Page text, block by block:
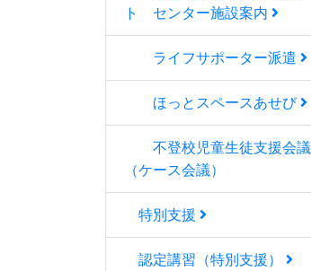
ト センター施設案内
ライフサポーター派遣
ほっとスペースあせび
不登校児童生徒支援会議
（ケース会議）
特別支援
認定講習（特別支援）